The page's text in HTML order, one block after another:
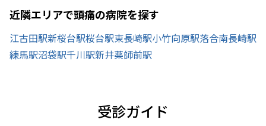
近隣エリアで頭痛の病院を探す
江古田駅新桜台駅桜台駅東長崎駅小竹向原駅落合南長崎駅
練馬駅沼袋駅千川駅新井薬師前駅
受診ガイド